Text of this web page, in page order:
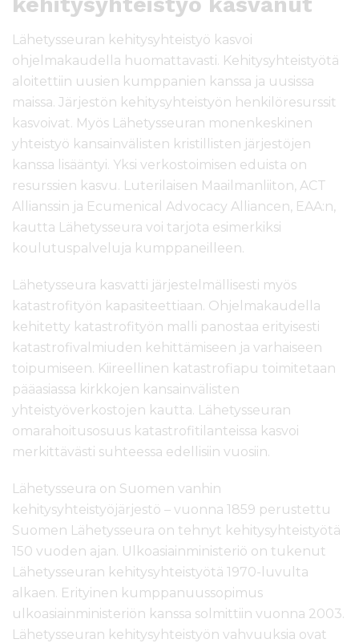
Lähetysseuran kehitysyhteistyö kasvoi
ohjelmakaudella huomattavasti. Kehitysyhteistyötä
aloitettiin uusien kumppanien kanssa ja uusissa
maissa. Järjestön kehitysyhteistyön henkilöresurssit
kasvoivat. Myös Lähetysseuran monenkeskinen
yhteistyö kansainvälisten kristillisten järjestöjen
kanssa lisääntyi. Yksi verkostoimisen eduista on
resurssien kasvu. Luterilaisen Maailmanliiton, ACT
Allianssin ja Ecumenical Advocacy Alliancen, EAA:n,
kautta Lähetysseura voi tarjota esimerkiksi
koulutuspalveluja kumppaneilleen.
Lähetysseura kasvatti järjestelmällisesti myös
katastrofityön kapasiteettiaan. Ohjelmakaudella
kehitetty katastrofityön malli panostaa erityisesti
katastrofivalmiuden kehittämiseen ja varhaiseen
toipumiseen. Kiireellinen katastrofiapu toimitetaan
pääasiassa kirkkojen kansainvälisten
yhteistyöverkostojen kautta. Lähetysseuran
omarahoitusosuus katastrofitilanteissa kasvoi
merkittävästi suhteessa edellisiin vuosiin.
Lähetysseura on Suomen vanhin
kehitysyhteistyöjärjestö – vuonna 1859 perustettu
Suomen Lähetysseura on tehnyt kehitysyhteistyötä
150 vuoden ajan. Ulkoasiainministeriö on tukenut
Lähetysseuran kehitysyhteistyötä 1970-luvulta
alkaen. Erityinen kumppanuussopimus
ulkoasiainministeriön kanssa solmittiin vuonna 2003.
Lähetysseuran kehitysyhteistyön vahvuuksia ovat